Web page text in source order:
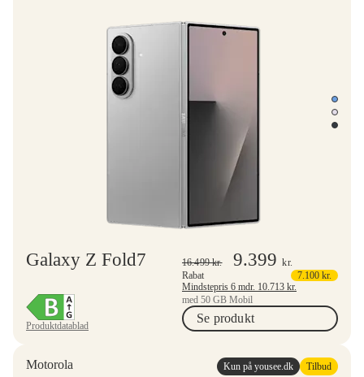
Galaxy Z Fold7
Produktdatablad
16.499kr. 9.399kr.
Rabat
7.100 kr.
Mindstepris 6 mdr. 10.713 kr.
med 50 GB Mobil
Se produkt
Motorola Kun på yousee.dk Tilbud